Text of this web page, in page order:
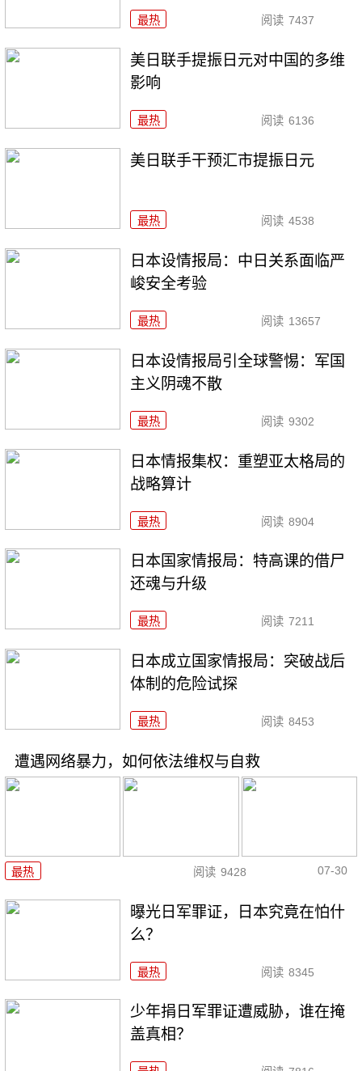
最热 阅读 7437
美日联手提振日元对中国的多维
影响
最热 阅读 6136
美日联手干预汇市提振日元
最热 阅读 4538
日本设情报局：中日关系面临严
峻安全考验
最热 阅读 13657
日本设情报局引全球警惕：军国
主义阴魂不散
最热 阅读 9302
日本情报集权：重塑亚太格局的
战略算计
最热 阅读 8904
日本国家情报局：特高课的借尸
还魂与升级
最热 阅读 7211
日本成立国家情报局：突破战后
体制的危险试探
最热 阅读 8453
遭遇网络暴力，如何依法维权与自救
最热 阅读 9428 07-30
曝光日军罪证，日本究竟在怕什
么？
最热 阅读 8345
少年捐日军罪证遭威胁，谁在掩
盖真相？